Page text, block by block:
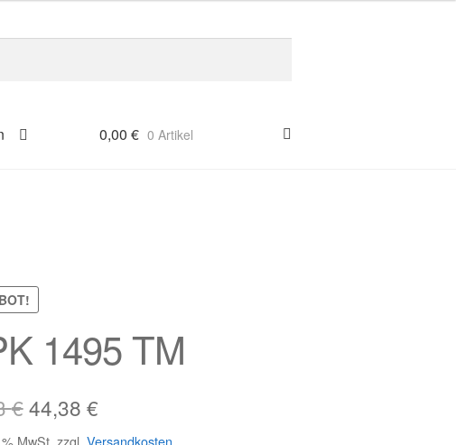
0,00€ 0 Artikel
1495 TM
€Ursprünglicher
Preis
44,38 €Aktueller
Preis
MwSt. zzgl. Versandkosten